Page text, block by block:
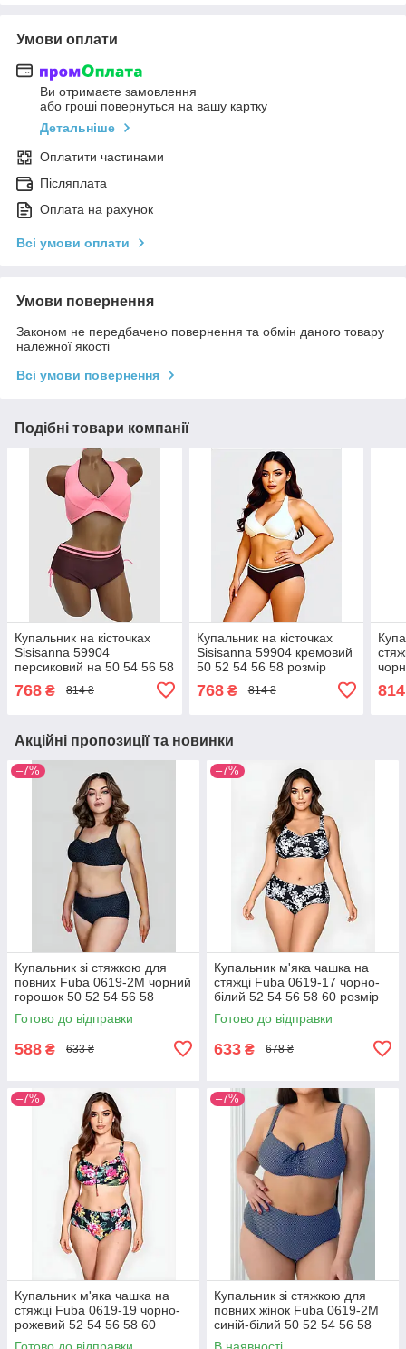
Умови оплати
Ви отримаєте замовлення
або гроші повернуться на вашу картку
Детальніше
Оплатити частинами
Післяплата
Оплата на рахунок
Всі умови оплати
Умови повернення
Законом не передбачено повернення та обмін даного товару
належної якості
Всі умови повернення
Подібні товари компанії
Купальник на кісточках
Sisisanna 59904
персиковий на 50 54 56 58
768 ₴ 814 ₴
Купальник на кісточках
Sisisanna 59904 кремовий
50 52 54 56 58 розмір
768₴ 814 ₴ 814
Акційні пропозиції та новинки
–7%
Купальник зі стяжкою для
повних Fuba 0619-2M чорний
горошок 50 52 54 56 58
розмір
Готово до відправки
588 ₴ 633 ₴
–7%
Купальник м'яка чашка на
стяжці Fuba 0619-17 чорно-
білий 52 54 56 58 60 розмір
Готово до відправки
633 ₴ 678 ₴
–7%
Купальник м'яка чашка на
стяжці Fuba 0619-19 чорно-
рожевий 52 54 56 58 60
розмір
–7%
Купальник зі стяжкою для
повних жінок Fuba 0619-2M
синій-білий 50 52 54 56 58
розмір